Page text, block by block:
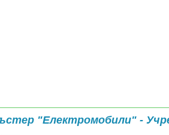
"Електромобили" -